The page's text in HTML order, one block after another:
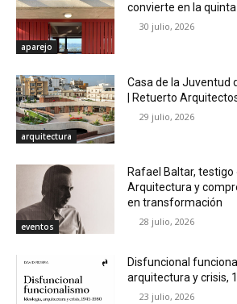
aparejo
convierte en la
30 julio, 2026
arquitectura
Casa de la Juventud
| Retuerto
29 julio, 2026
eventos
Rafael Baltar, testigo
Arquitectura y
en transformación
28 julio, 2026
Disfuncional
arquitectura y crisis,
23 julio, 2026